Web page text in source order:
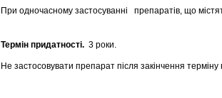
При одночасному застосуванні препаратів, що
Термін придатності. 3 роки.
Не застосовувати препарат після закінчення терміну